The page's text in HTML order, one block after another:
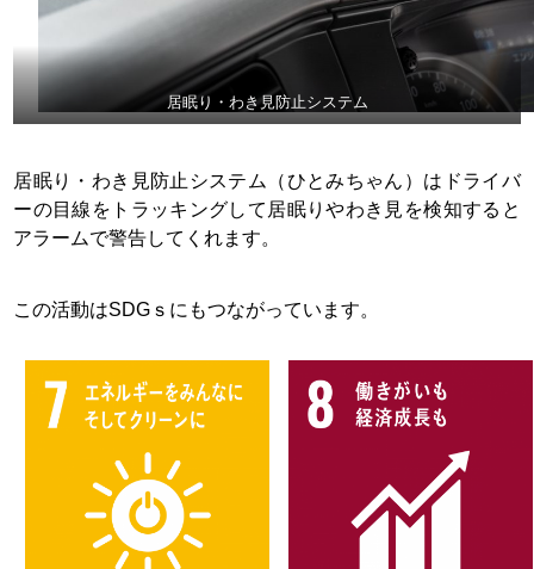
居眠り・わき見防止システム
居眠り・わき見防止システム（ひとみちゃん）はドライバ
ーの目線をトラッキングして居眠りやわき見を検知すると
アラームで警告してくれます。
この活動はSDGｓにもつながっています。